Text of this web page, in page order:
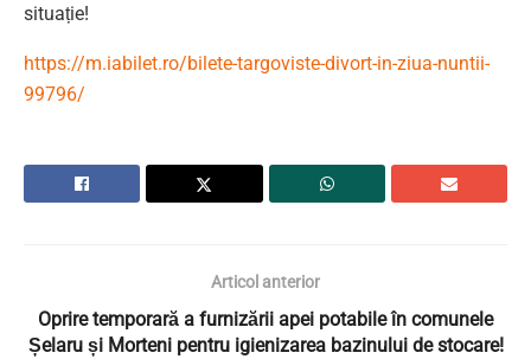
situație!
https://m.iabilet.ro/bilete-targoviste-divort-in-ziua-nuntii-
99796/
Articol anterior
Oprire temporară a furnizării apei potabile în comunele
Șelaru și Morteni pentru igienizarea bazinului de stocare!